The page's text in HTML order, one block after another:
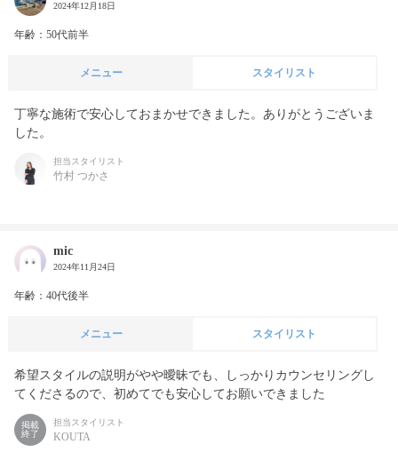
2024年12月18日
年齢：50代前半
メニュー スタイリスト
丁寧な施術で安心しておまかせできました。ありがとうございま
した。
担当スタイリスト
竹村 つかさ
mic
2024年11月24日
年齢：40代後半
メニュー スタイリスト
希望スタイルの説明がやや曖昧でも、しっかりカウンセリングし
てくださるので、初めてでも安心してお願いできました
掲載
終了
担当スタイリスト
KOUTA